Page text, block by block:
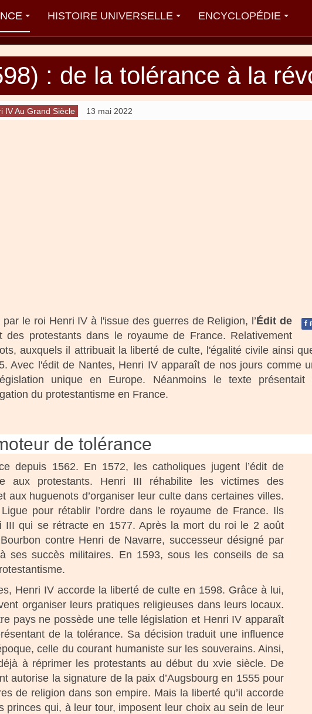
HISTOIRE UNIVERSELLE ENCYCLOPÉDIE
: de la tolérance à la
IV Au Grand Siècle 13 mai 2022
f
le roi Henri IV à l'issue des guerres de Religion, l’Édit de
des protestants dans le royaume de France. Relativement
auxquels il attribuait la liberté de culte, l'égalité civile ainsi
Avec l'édit de Nantes, Henri IV apparaît de nos jours comme
unique en Europe. Néanmoins le texte présentait
du protestantisme en France.
de tolérance
depuis 1562. En 1572, les catholiques jugent l’édit de
aux protestants. Henri III réhabilite les victimes des
aux huguenots d’organiser leur culte dans certaines villes.
pour rétablir l’ordre dans le royaume de France. Ils
III qui se rétracte en 1577. Après la mort du roi le 2 août
contre Henri de Navarre, successeur désigné par
ses succès militaires. En 1593, sous les conseils de sa
Henri IV accorde la liberté de culte en 1598. Grâce à lui,
organiser leurs pratiques religieuses dans leurs locaux.
pays ne possède une telle législation et Henri IV apparaît
de la tolérance. Sa décision traduit une influence
celle du courant humaniste sur les souverains. Ainsi,
à réprimer les protestants au début du xvie siècle. De
autorise la signature de la paix d’Augsbourg en 1555 pour
de religion dans son empire. Mais la liberté qu’il accorde
princes qui, à leur tour, imposent leur choix au sein de leur